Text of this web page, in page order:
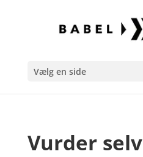
Vælg en side
Vurder selv